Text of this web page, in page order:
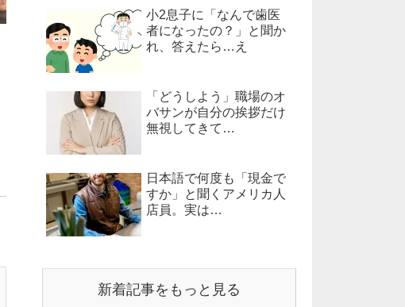
小2息子に「なんで歯医
者になったの？」と聞か
れ、答えたら…え
「どうしよう」職場のオ
バサンが自分の挨拶だけ
無視してきて…
日本語で何度も「現金で
すか」と聞くアメリカ人
店員。実は…
新着記事をもっと見る